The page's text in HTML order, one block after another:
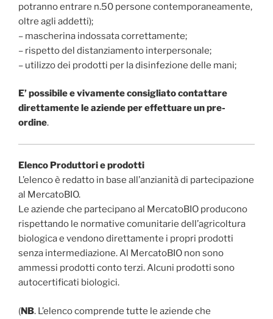
potranno entrare n.50 persone contemporaneamente,
oltre agli addetti);
– mascherina indossata correttamente;
– rispetto del distanziamento interpersonale;
– utilizzo dei prodotti per la disinfezione delle mani;
E’ possibile e vivamente consigliato contattare
direttamente le aziende per effettuare un pre-
ordine.
Elenco Produttori e prodotti
L’elenco è redatto in base all’anzianità di partecipazione
al MercatoBIO.
Le aziende che partecipano al MercatoBIO producono
rispettando le normative comunitarie dell’agricoltura
biologica e vendono direttamente i propri prodotti
senza intermediazione. Al MercatoBIO non sono
ammessi prodotti conto terzi. Alcuni prodotti sono
autocertificati biologici.
(NB. L’elenco comprende tutte le aziende che